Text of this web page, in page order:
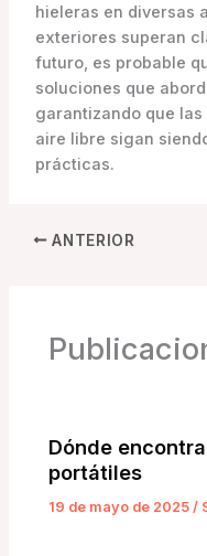
hieleras en diversas
exteriores superan
futuro, es probable
soluciones que
garantizando que
aire libre sigan
prácticas.
ANTERIOR
Dónde
portátiles
19 de mayo de 2025 /